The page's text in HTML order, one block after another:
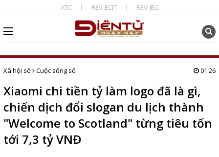
ATC REV-ECIT REV-JEC
Xã hội số Cuộc sống số 01:26
Xiaomi chi tiền tỷ làm logo đã là gì,
chiến dịch đổi slogan du lịch thành
"Welcome to Scotland" từng tiêu tốn
tới 7,3 tỷ VNĐ